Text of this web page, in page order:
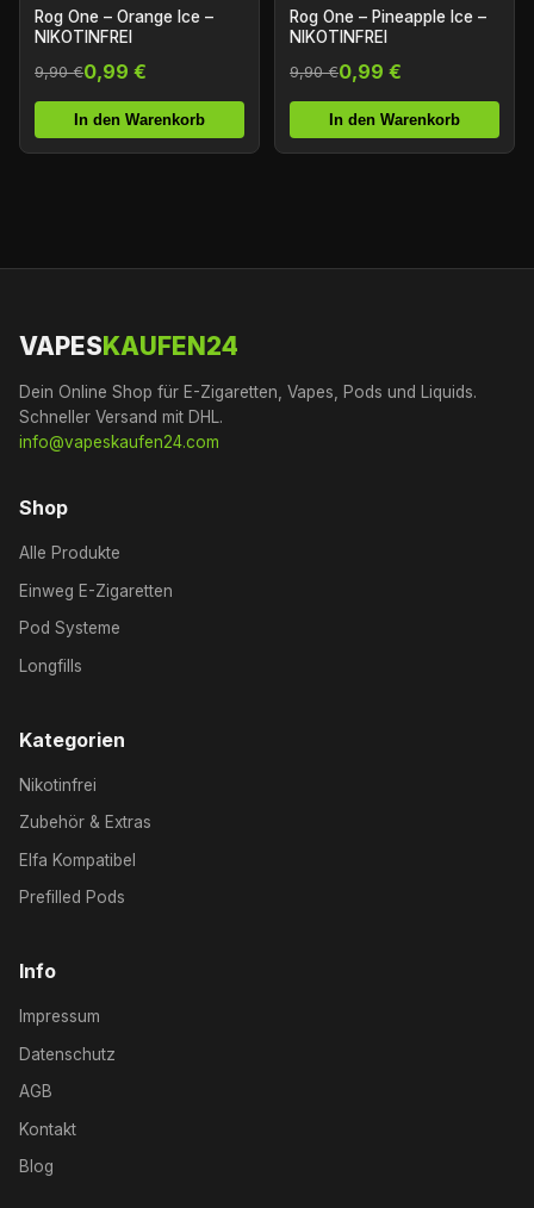
Rog One – Orange Ice –
NIKOTINFREI
9,90 €0,99 €
In den Warenkorb
Rog One – Pineapple Ice –
NIKOTINFREI
9,90 €0,99 €
In den Warenkorb
VAPES KAUFEN24
Dein Online Shop für E-Zigaretten, Vapes, Pods und Liquids.
Schneller Versand mit DHL.
info@vapeskaufen24.com
Shop
Alle Produkte
Einweg E-Zigaretten
Pod Systeme
Longfills
Kategorien
Nikotinfrei
Zubehör & Extras
Elfa Kompatibel
Prefilled Pods
Info
Impressum
Datenschutz
AGB
Kontakt
Blog